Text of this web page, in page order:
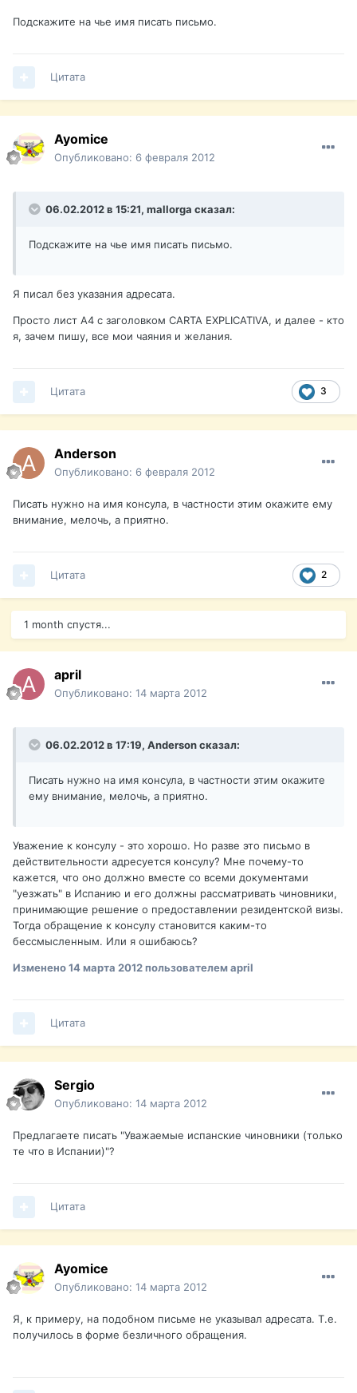
Подскажите на чье имя писать письмо.
Цитата
Ayomice
Опубликовано: 6 февраля 2012
06.02.2012 в 15:21, mallorga сказал:
Подскажите на чье имя писать письмо.
Я писал без указания адресата.
Просто лист А4 с заголовком CARTA EXPLICATIVA, и далее - кто
я, зачем пишу, все мои чаяния и желания.
3
Цитата
Anderson
Опубликовано: 6 февраля 2012
Писать нужно на имя консула, в частности этим окажите ему
внимание, мелочь, а приятно.
2
Цитата
1 month спустя...
april
Опубликовано: 14 марта 2012
06.02.2012 в 17:19, Anderson сказал:
Писать нужно на имя консула, в частности этим окажите
ему внимание, мелочь, а приятно.
Уважение к консулу - это хорошо. Но разве это письмо в
действительности адресуется консулу? Мне почему-то
кажется, что оно должно вместе со всеми документами
"уезжать" в Испанию и его должны рассматривать чиновники,
принимающие решение о предоставлении резидентской визы.
Тогда обращение к консулу становится каким-то
бессмысленным. Или я ошибаюсь?
Изменено14 марта 2012пользователем april
Цитата
Sergio
Опубликовано: 14 марта 2012
Предлагаете писать "Уважаемые испанские чиновники (только
те что в Испании)"?
Цитата
Ayomice
Опубликовано: 14 марта 2012
Я, к примеру, на подобном письме не указывал адресата. Т.е.
получилось в форме безличного обращения.